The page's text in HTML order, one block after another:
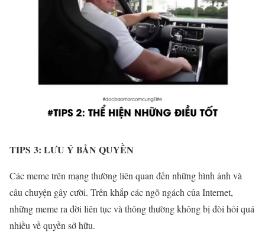
TIPS 3: LƯU Ý BẢN QUYỀN
Các meme trên mạng thường liên quan đến những hình ảnh và
câu chuyện gây cười. Trên khắp các ngõ ngách của Internet,
những meme ra đời liên tục và thông thường không bị đòi hỏi quá
nhiều về quyền sở hữu.